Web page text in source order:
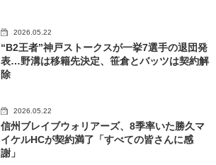
2026.05.22
“B2王者”神戸ストークスが一挙7選手の退団発
表…野溝は移籍先決定、笹倉とバッツは契約解
除
2026.05.22
信州ブレイブウォリアーズ、8季率いた勝久マ
イケルHCが契約満了「すべての皆さんに感
謝」